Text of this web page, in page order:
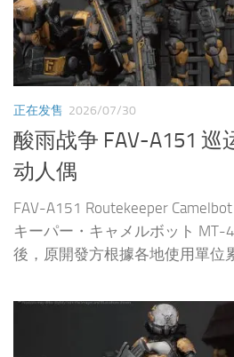
正在发售 2026/07/30
酸雨战争 FAV-A151 巡
动人偶
FAV-A151 Routekeeper
キーパー・キャメルボット MT-
後，原開發方根據各地使用單位